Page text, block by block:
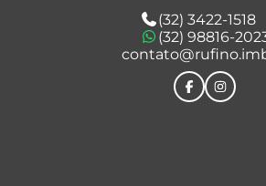
(32) 3422-1518
(32) 98816-